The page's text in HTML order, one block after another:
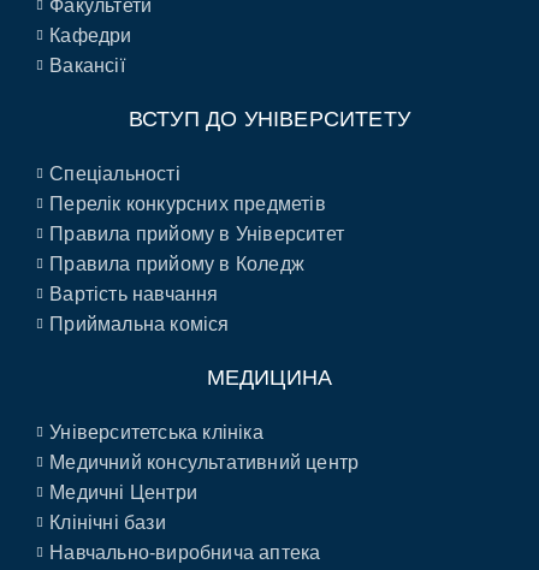
Факультети
Кафедри
Вакансії
ВСТУП ДО УНІВЕРСИТЕТУ
Спеціальності
Перелік конкурсних предметів
Правила прийому в Університет
Правила прийому в Коледж
Вартість навчання
Приймальна коміся
МЕДИЦИНА
Університетська клініка
Медичний консультативний центр
Медичні Центри
Клінічні бази
Навчально-виробнича аптека